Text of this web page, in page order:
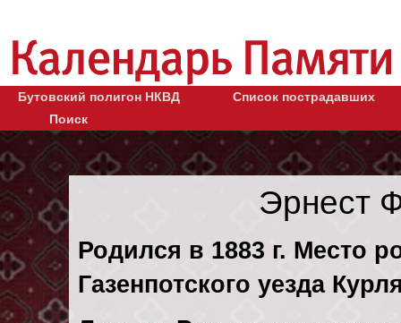
Бутовский полигон НКВД
Список пострадавших
Поиск
Эрнест
Родился в 1883 г. Место
Газенпотского уезда